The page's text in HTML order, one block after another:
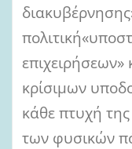
επιχειρήσεων»
κρίσιμων
κάθε πτυχή
των φυσικών